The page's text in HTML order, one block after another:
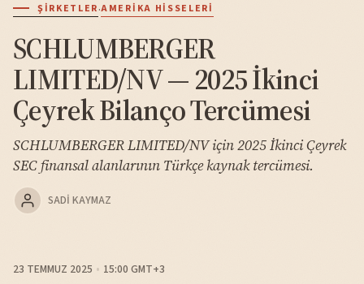
ŞIRKETLER·AMERIKA HISSELERI
SCHLUMBERGER
LIMITED/NV — 2025 İkinci
Çeyrek Bilanço Tercümesi
SCHLUMBERGER LIMITED/NV için 2025 İkinci Çeyrek
SEC finansal alanlarının Türkçe kaynak tercümesi.
SADI KAYMAZ
23 TEMMUZ 2025 15:00 GMT+3